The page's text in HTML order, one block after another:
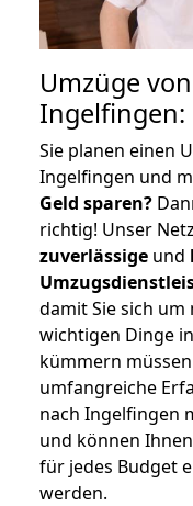
Umzüge
Ingelfingen:
Sie planen einen
Ingelfingen und
Geld sparen?
richtig! Unser
zuverlässige und
damit Sie sich um
wichtigen Dinge
kümmern
umfangreiche
nach Ingelfingen
und können
für jedes Budget
werden.